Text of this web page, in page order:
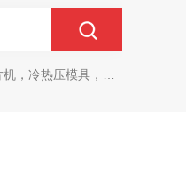
具，马弗炉，干燥箱